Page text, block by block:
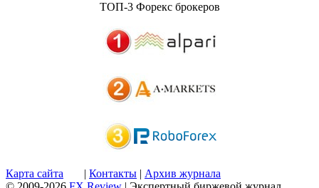
ТОП-3 Форекс брокеров
Карта сайта | Контакты | Архив журнала